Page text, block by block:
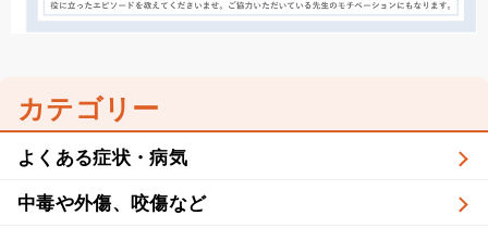
カテゴリー
よくある症状・病気
中毒や外傷、咬傷など